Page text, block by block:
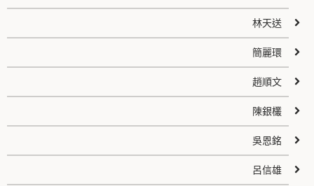
林天送
簡麗環
趙順文
陳銀欉
吳恩銘
呂信雄